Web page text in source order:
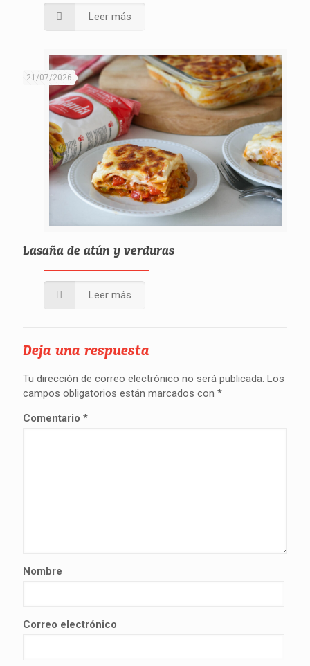
Leer más
21/07/2026
Lasaña de atún y verduras
Leer más
Deja una respuesta
Tu dirección de correo electrónico no será publicada. Los
campos obligatorios están marcados con *
Comentario *
Nombre
Correo electrónico